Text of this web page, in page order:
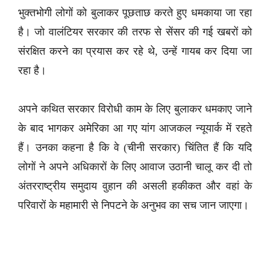
भुक्तभोगी लोगों को बुलाकर पूछताछ करते हुए धमकाया जा रहा
है। जो वालंटियर सरकार की तरफ से सेंसर की गई खबरों को
संरक्षित करने का प्रयास कर रहे थे, उन्हें गायब कर दिया जा
रहा है।
अपने कथित सरकार विरोधी काम के लिए बुलाकर धमकाए जाने
के बाद भागकर अमेरिका आ गए यांग आजकल न्यूयार्क में रहते
हैं। उनका कहना है कि वे (चीनी सरकार) चिंतित हैं कि यदि
लोगों ने अपने अधिकारों के लिए आवाज उठानी चालू कर दी तो
अंतरराष्ट्रीय समुदाय वुहान की असली हकीकत और वहां के
परिवारों के महामारी से निपटने के अनुभव का सच जान जाएगा।